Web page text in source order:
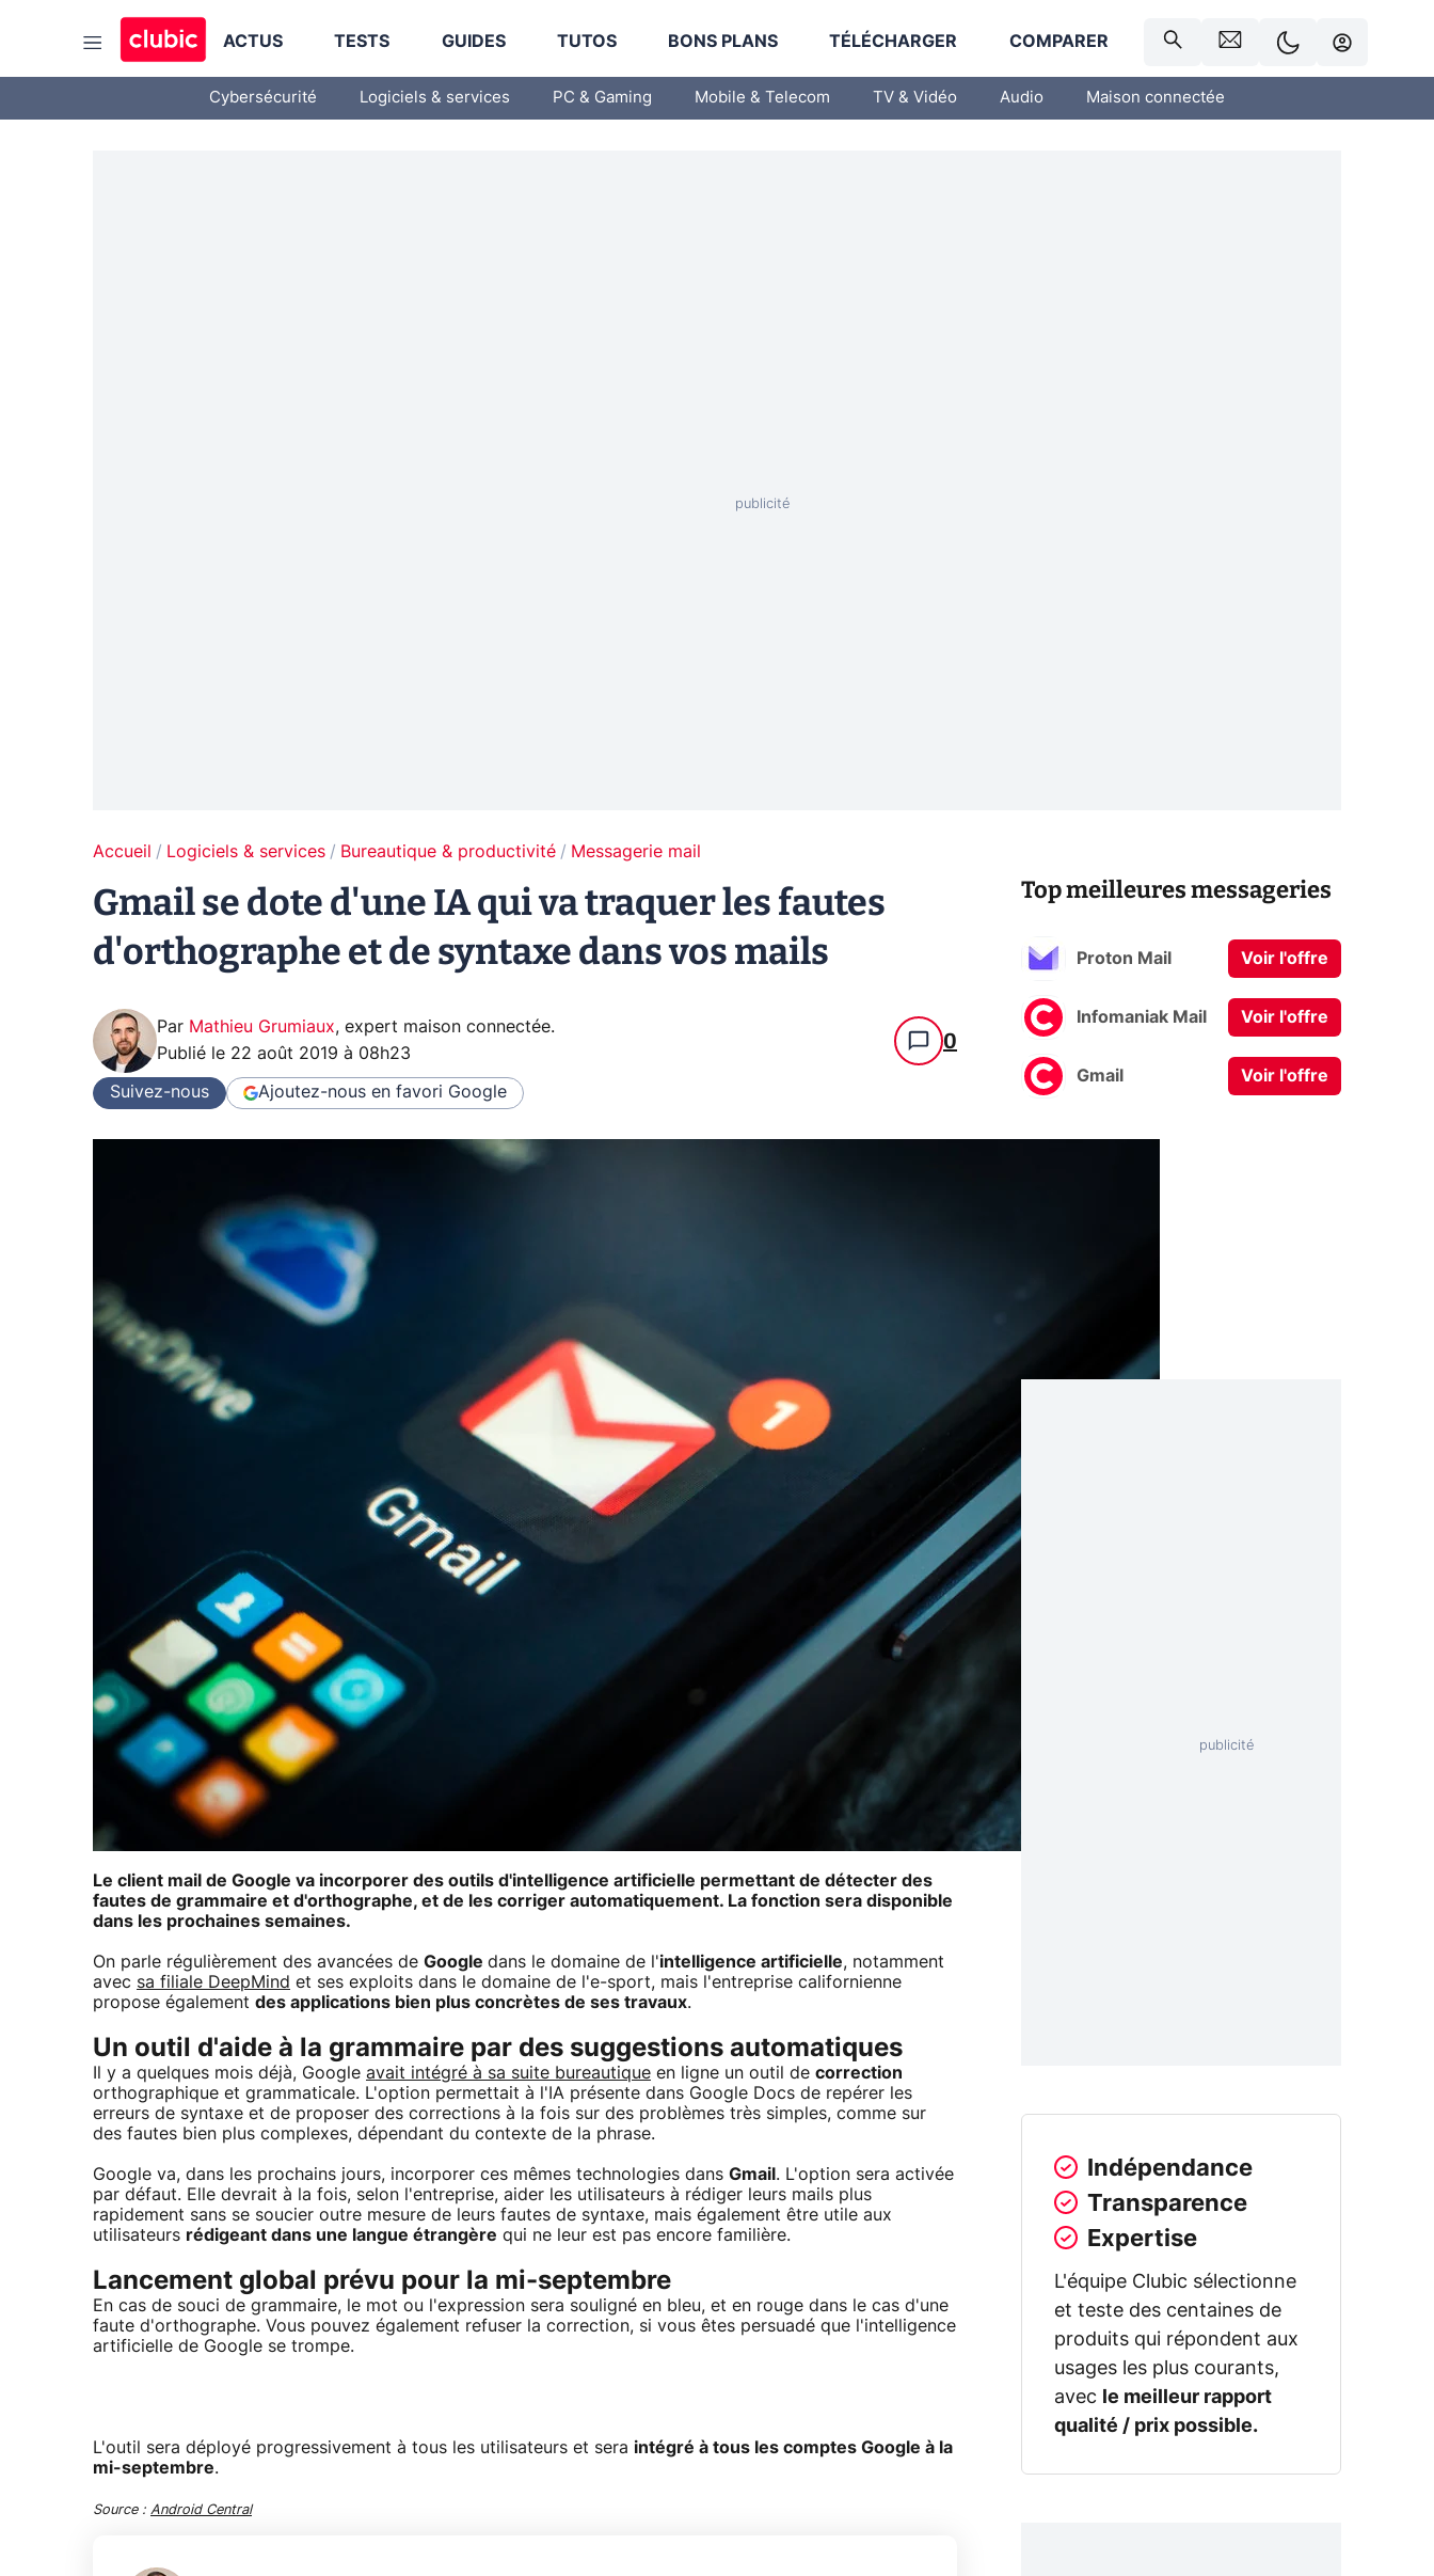
ACTUS TESTS GUIDES TUTOS BONS PLANS TÉLÉCHARGER COMPARER
Cybersécurité Logiciels & services PC & Gaming Mobile & Telecom TV & Vidéo Audio Maison connectée
Accueil Logiciels & services Bureautique & productivité Messagerie mail
Gmail se dote d'une IA qui va traquer les fautes
d'orthographe et de syntaxe dans vos mails
Par Mathieu Grumiaux, expert maison connectée.
Publié le 22 août 2019 à 08h23 0
Suivez-nous Ajoutez-nous en favori Google
Le client mail de Google va incorporer des outils d'intelligence artificielle permettant de détecter des
fautes de grammaire et d'orthographe, et de les corriger automatiquement. La fonction sera disponible
dans les prochaines semaines.
On parle régulièrement des avancées de Google dans le domaine de l'intelligence artificielle, notamment
avec sa filiale DeepMind et ses exploits dans le domaine de l'e-sport, mais l'entreprise californienne
propose également des applications bien plus concrètes de ses travaux.
Un outil d'aide à la grammaire par des suggestions automatiques
Il y a quelques mois déjà, Google avait intégré à sa suite bureautique en ligne un outil de correction
orthographique et grammaticale. L'option permettait à l'IA présente dans Google Docs de repérer les
erreurs de syntaxe et de proposer des corrections à la fois sur des problèmes très simples, comme sur
des fautes bien plus complexes, dépendant du contexte de la phrase.
Google va, dans les prochains jours, incorporer ces mêmes technologies dans Gmail . L'option sera activée
par défaut. Elle devrait à la fois, selon l'entreprise, aider les utilisateurs à rédiger leurs mails plus
rapidement sans se soucier outre mesure de leurs fautes de syntaxe, mais également être utile aux
utilisateurs rédigeant dans une langue étrangère qui ne leur est pas encore familière.
Lancement global prévu pour la mi-septembre
En cas de souci de grammaire, le mot ou l'expression sera souligné en bleu, et en rouge dans le cas d'une
faute d'orthographe. Vous pouvez également refuser la correction, si vous êtes persuadé que l'intelligence
artificielle de Google se trompe.
L'outil sera déployé progressivement à tous les utilisateurs et sera intégré à tous les comptes Google à la
mi-septembre.
Source : Android Central
Top meilleures messageries
Proton Mail Voir l'offre
Infomaniak Mail Voir l'offre
Gmail Voir l'offre
Indépendance
Transparence
Expertise
L'équipe Clubic sélectionne
et teste des centaines de
produits qui répondent aux
usages les plus courants,
avec
le meilleur rapport
qualité / prix possible.